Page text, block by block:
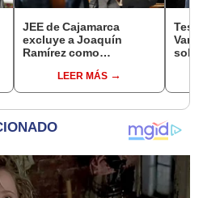
JEE de Cajamarca
excluye a Joaquín
Ramírez como
regional por ocultar
sentencia
LEER MÁS